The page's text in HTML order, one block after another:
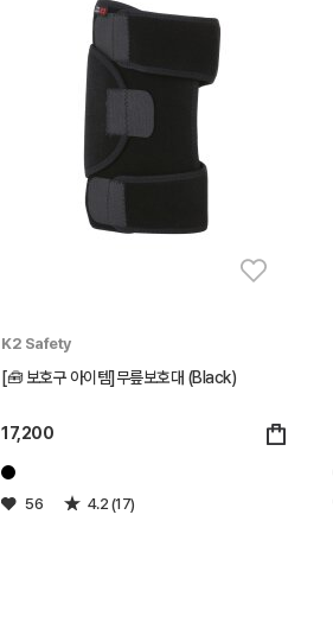
K2 Safety
[🧰 보호구 아이템]무릎보호대 (Black)
17,200
56 4.2 (17)